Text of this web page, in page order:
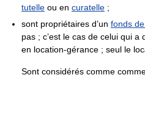
tutelle ou en curatelle ;
sont propriétaires d’un fonds
pas ; c’est le cas de celui qui
en location-gérance ; seul le
Sont considérés comme